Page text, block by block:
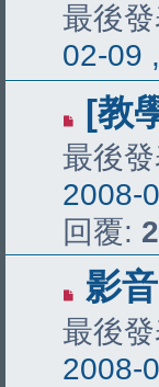
最後
02-09
[教
最後
2008-
回覆: 2
影
最後
2008-